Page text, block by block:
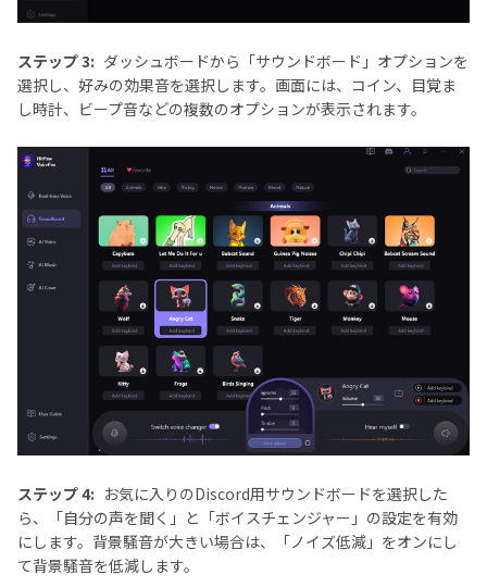
ステップ 3: ダッシュボードから「サウンドボード」オプションを
選択し、好みの効果音を選択します。画面には、コイン、目覚ま
し時計、ビープ音などの複数のオプションが表示されます。
ステップ 4: お気に入りのDiscord用サウンドボードを選択した
ら、「自分の声を聞く」と「ボイスチェンジャー」の設定を有効
にします。背景騒音が大きい場合は、「ノイズ低減」をオンにし
て背景騒音を低減します。